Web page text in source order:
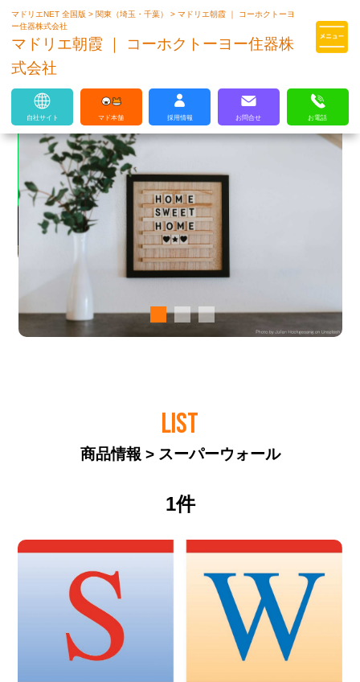
マドリエはLIXILの厳しい基準を
マドリエNET 全国版> 関東（埼玉・千葉）>マドリエ朝霞 ｜ コーホクトーヨ
ー住器株式会社
マドリエ朝霞 ｜ コーホクトーヨー住器株
式会社
自社サイト マド本舗 採用情報 お問合せ お電話
LIST
商品情報 > スーパーウォール
1件